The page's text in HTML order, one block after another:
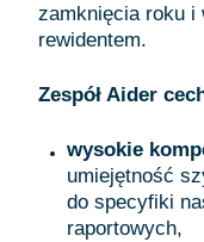
zamknięcia roku i
rewidentem.
Zespół Aider
wysokie
umiejętność
do specyfiki
raportowych,